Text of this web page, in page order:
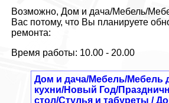
Возможно, Дом и дача/Мебель/
Вас потому, что Вы планируете
ремонта:
Время работы: 10.00 - 20.00
Дом и дача/Мебель/Мебель
кухни/Новый Год/
стол/Стулья и табуреты /